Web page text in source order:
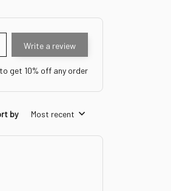
Write a review
get 10% off any order
by Most recent